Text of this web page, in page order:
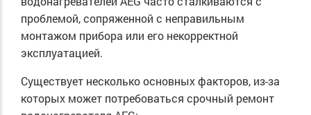
проблемой, сопряженной с неправильным
монтажом прибора или его некорректной
эксплуатацией.
Существует несколько основных факторов, из-за
которых может потребоваться срочный ремонт